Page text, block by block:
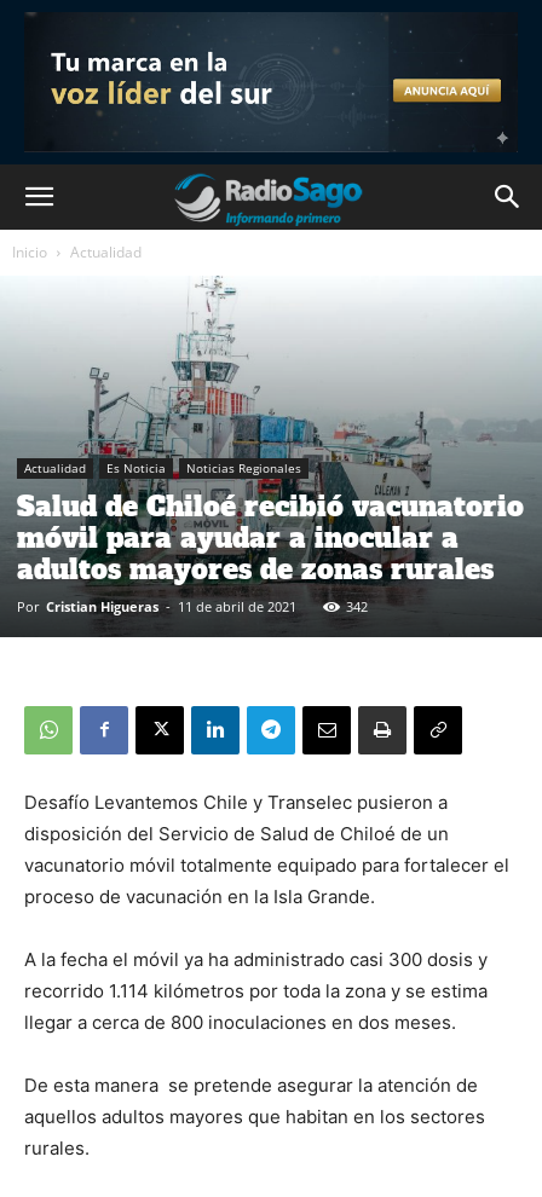
Inicio Actualidad
Actualidad Es Noticia Noticias Regionales
Salud de Chiloé recibió vacunatorio
móvil para ayudar a inocular a
adultos mayores de zonas rurales
Por Cristian Higueras - 11 de abril de 2021 342
Desafío Levantemos Chile y Transelec pusieron a
disposición del Servicio de Salud de Chiloé de un
vacunatorio móvil totalmente equipado para fortalecer el
proceso de vacunación en la Isla Grande.
A la fecha el móvil ya ha administrado casi 300 dosis y
recorrido 1.114 kilómetros por toda la zona y se estima
llegar a cerca de 800 inoculaciones en dos meses.
De esta manera se pretende asegurar la atención de
aquellos adultos mayores que habitan en los sectores
rurales.